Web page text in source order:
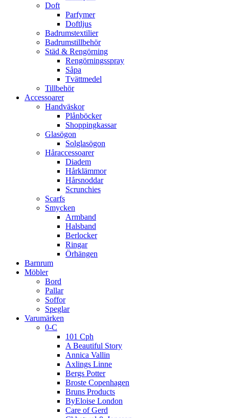
Doft
Parfymer
Doftljus
Badrumstextilier
Badrumstillbehör
Städ & Rengörning
Rengörningsspray
Såpa
Tvättmedel
Tillbehör
Accessoarer
Handväskor
Plånböcker
Shoppingkassar
Glasögon
Solglasögon
Håraccessoarer
Diadem
Hårklämmor
Hårsnoddar
Scrunchies
Scarfs
Smycken
Armband
Halsband
Berlocker
Ringar
Örhängen
Barnrum
Möbler
Bord
Pallar
Soffor
Speglar
Varumärken
0-C
101 Cph
A Beautiful Story
Annica Vallin
Axlings Linne
Bergs Potter
Broste Copenhagen
Bruns Products
ByEloise London
Care of Gerd